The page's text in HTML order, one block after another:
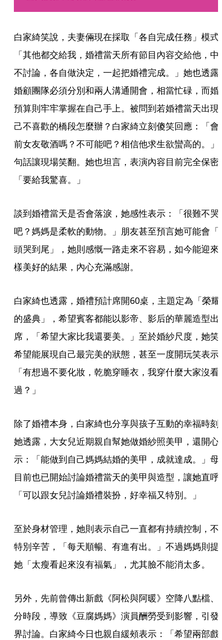
白家綺笑說，夫妻倆現在採取「各自完成任務」模式
「其他都交給我，婚禮當天所有節目內容交給他，中
不討論，各自做決定，一起把婚禮完成。」她也透露
婚顧團隊必須分別和兩人溝通開會，相當忙碌，而婚
預算則牢牢掌握在自己手上。被問到若婚禮當天出現
己不喜歡的橋段怎麼辦？白家綺立刻傻笑回應：「會
前女友敬酒嗎？不可能吧？相信他求生欲蠻高的。」
句話讓現場笑翻。她也坦言，表演內容目前完全保密
「要給我驚喜。」
談到婚禮當天是否會落淚，她感性表示：「很難不哭
吧？媽媽是柔軟的動物。」朋友甚至預言她可能會「
頭哭到尾」，她則感慨一路走來不容易，如今能迎來
樣美好的結果，內心充滿感謝。
白家綺也透露，婚禮預計席開60桌，主題定為「榮耀
的盛典」，希望賓客都能以影帝、影后的華麗造型出
席，「希望大家比我還要美。」至於婚紗尺度，她笑
希望能展現自己最完美的狀態，甚至一度開玩笑表示
「有想過不要化妝，乾脆穿睡衣，我穿什麼大家沒看
過？」
除了婚禮本身，白家綺也分享與孩子互動的幸福時刻
她透露，大女兒近期親自幫她做婚紗照美甲，還開心
示：「能做到自己媽媽結婚的美甲，成就達成。」母
目前也已開始討論婚禮當天的美甲與造型，讓她直呼
「可以跟女兒討論婚禮裝扮，好幸福又特別。」
至於身材管理，她則表示自己一直都有持續控制，不
特別辛苦，「每天順暢、有進有出。」不過媽媽則提
她「太瘦看起來沒有福氣」，尤其臉不能消太多。
另外，先前曾傳出新戲《阿松與阿暖》空降八點檔、
分時段，導致《豆腐媽媽》演員酬勞受到影響，引發
界討論。白家綺今日也親自緩頰表示：「希望兩部戲